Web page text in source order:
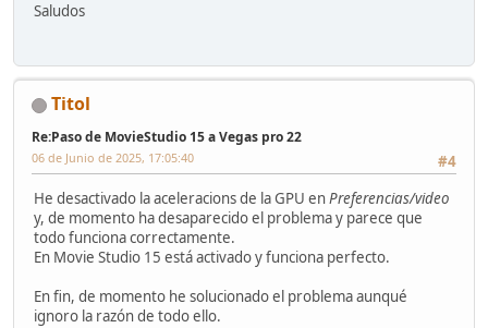
Saludos
Titol
Re:Paso de MovieStudio 15 a Vegas pro 22
#4
06 de Junio de 2025, 17:05:40
He desactivado la aceleracions de la GPU enPreferencias/video
y, de momento ha desaparecido el problema y parece que
todo funciona correctamente.
En Movie Studio 15 está activado y funciona perfecto.
En fin, de momento he solucionado el problema aunqué
ignoro la razón de todo ello.